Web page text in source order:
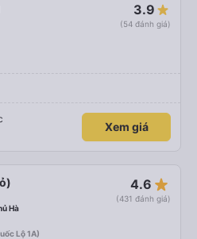
3.9
(54 đánh giá)
Xem giá
4.6 star_rate
(431 đánh giá)
Hà
Lộ 1A)